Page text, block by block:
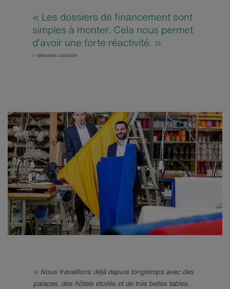
« Les dossiers de financement sont
simples à monter. Cela nous permet
d’avoir une forte réactivité. »
// Sébastien Courteille
« Nous travaillons déjà depuis longtemps avec des
palaces, des hôtels étoilés et de très belles tables.